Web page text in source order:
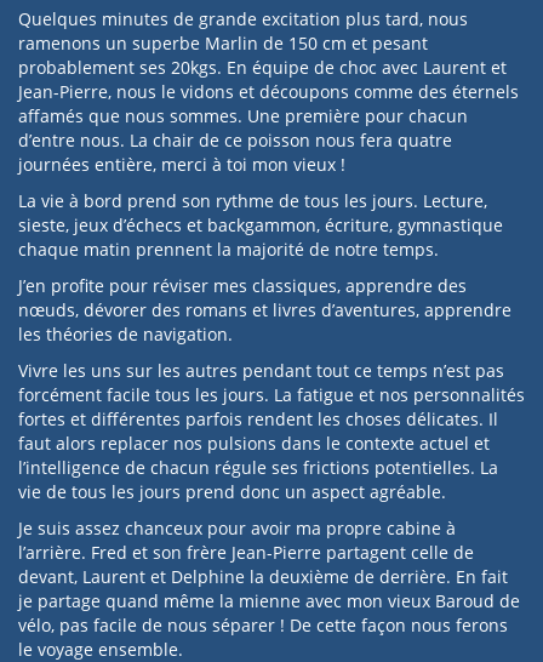
Quelques minutes de grande excitation plus tard, nous
ramenons un superbe Marlin de 150 cm et pesant
probablement ses 20kgs. En équipe de choc avec Laurent et
Jean-Pierre, nous le vidons et découpons comme des éternels
affamés que nous sommes. Une première pour chacun
d’entre nous. La chair de ce poisson nous fera quatre
journées entière, merci à toi mon vieux !
La vie à bord prend son rythme de tous les jours. Lecture,
sieste, jeux d’échecs et backgammon, écriture, gymnastique
chaque matin prennent la majorité de notre temps.
J’en profite pour réviser mes classiques, apprendre des
nœuds, dévorer des romans et livres d’aventures, apprendre
les théories de navigation.
Vivre les uns sur les autres pendant tout ce temps n’est pas
forcément facile tous les jours. La fatigue et nos personnalités
fortes et différentes parfois rendent les choses délicates. Il
faut alors replacer nos pulsions dans le contexte actuel et
l’intelligence de chacun régule ses frictions potentielles. La
vie de tous les jours prend donc un aspect agréable.
Je suis assez chanceux pour avoir ma propre cabine à
l’arrière. Fred et son frère Jean-Pierre partagent celle de
devant, Laurent et Delphine la deuxième de derrière. En fait
je partage quand même la mienne avec mon vieux Baroud de
vélo, pas facile de nous séparer ! De cette façon nous ferons
le voyage ensemble.